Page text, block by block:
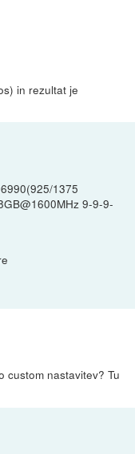
in rezultat je
1375
9-9-9-
custom nastavitev? Tu